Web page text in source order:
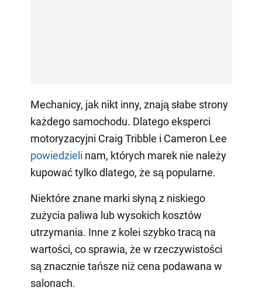
Mechanicy, jak nikt inny, znają słabe strony
każdego samochodu. Dlatego eksperci
motoryzacyjni Craig Tribble i Cameron Lee
powiedzieli nam, których marek nie należy
kupować tylko dlatego, że są popularne.
Niektóre znane marki słyną z niskiego
zużycia paliwa lub wysokich kosztów
utrzymania. Inne z kolei szybko tracą na
wartości, co sprawia, że w rzeczywistości
są znacznie tańsze niż cena podawana w
salonach.